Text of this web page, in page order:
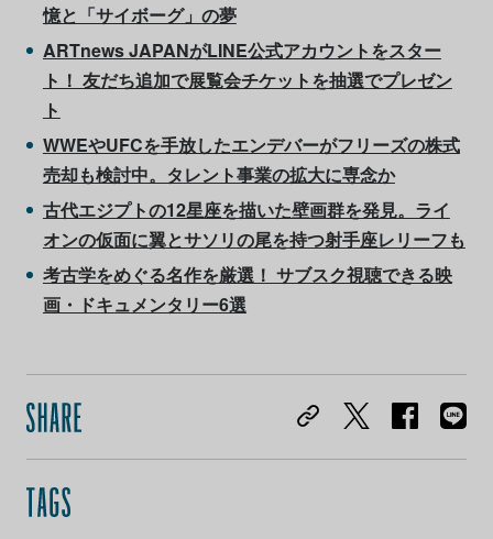
憶と「サイボーグ」の夢
ARTnews JAPANがLINE公式アカウントをスター
ト！ 友だち追加で展覧会チケットを抽選でプレゼン
ト
WWEやUFCを手放したエンデバーがフリーズの株式
売却も検討中。タレント事業の拡大に専念か
古代エジプトの12星座を描いた壁画群を発見。ライ
オンの仮面に翼とサソリの尾を持つ射手座レリーフも
考古学をめぐる名作を厳選！ サブスク視聴できる映
画・ドキュメンタリー6選